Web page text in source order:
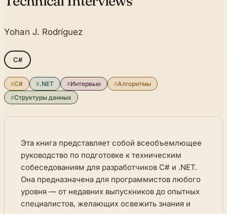
Yohan J. Rodríguez
C#
#C# #.NET #Интервью #Алгоритмы
#Структуры данных
Эта книга представляет собой всеобъемлющее
руководство по подготовке к техническим
собеседованиям для разработчиков C# и .NET.
Она предназначена для программистов любого
уровня — от недавних выпускников до опытных
специалистов, желающих освежить знания и